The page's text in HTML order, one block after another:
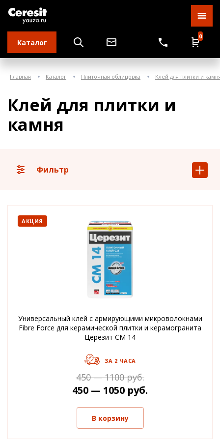
Каталог
0
Главная Каталог Плиточная облицовка Клей для плитки и
Клей для плитки и
камня
Фильтр
АКЦИЯ
Универсальный клей с армирующими микроволокнами
Fibre Force для керамической плитки и керамогранита
Церезит CM 14
ЗА 2 ЧАСА
450 — 1100 руб.
450 — 1050 руб.
В корзину